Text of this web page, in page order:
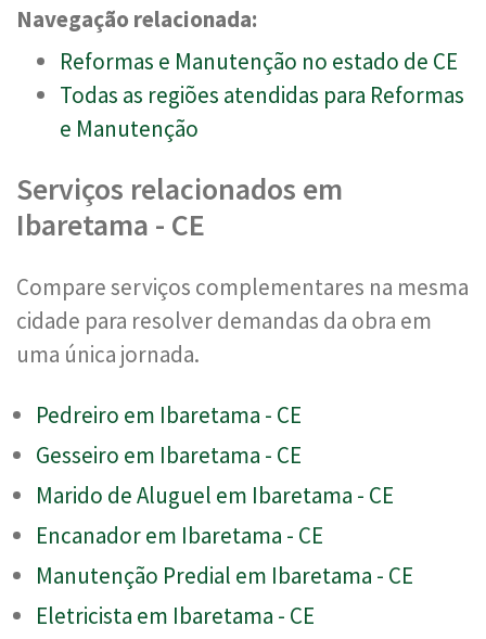
Navegação relacionada:
Reformas e Manutenção no estado de CE
Todas as regiões atendidas para Reformas
e Manutenção
Serviços relacionados em
Ibaretama - CE
Compare serviços complementares na mesma
cidade para resolver demandas da obra em
uma única jornada.
Pedreiro em Ibaretama - CE
Gesseiro em Ibaretama - CE
Marido de Aluguel em Ibaretama - CE
Encanador em Ibaretama - CE
Manutenção Predial em Ibaretama - CE
Eletricista em Ibaretama - CE